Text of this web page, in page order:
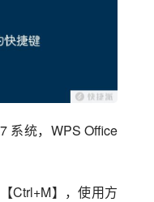
系统，WPS Office
Ctrl+M】，使用方